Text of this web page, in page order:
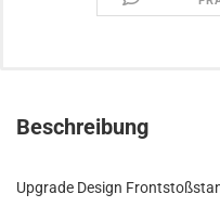
Beschreibung
Upgrade Design